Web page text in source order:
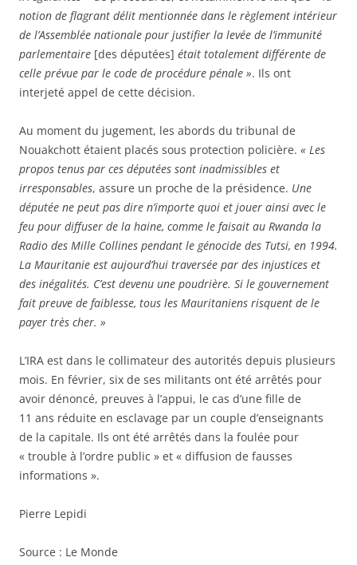
notion de flagrant délit mentionnée dans le règlement intérieur
de l’Assemblée nationale pour justifier la levée de l’immunité
parlementaire [des députées] était totalement différente de
celle prévue par le code de procédure pénale ». Ils ont
interjeté appel de cette décision.
Au moment du jugement, les abords du tribunal de
Nouakchott étaient placés sous protection policière. « Les
propos tenus par ces députées sont inadmissibles et
irresponsables, assure un proche de la présidence. Une
députée ne peut pas dire n’importe quoi et jouer ainsi avec le
feu pour diffuser de la haine, comme le faisait au Rwanda la
Radio des Mille Collines pendant le génocide des Tutsi, en 1994.
La Mauritanie est aujourd’hui traversée par des injustices et
des inégalités. C’est devenu une poudrière. Si le gouvernement
fait preuve de faiblesse, tous les Mauritaniens risquent de le
payer très cher. »
L’IRA est dans le collimateur des autorités depuis plusieurs
mois. En février, six de ses militants ont été arrêtés pour
avoir dénoncé, preuves à l’appui, le cas d’une fille de
11 ans réduite en esclavage par un couple d’enseignants
de la capitale. Ils ont été arrêtés dans la foulée pour
« trouble à l’ordre public » et « diffusion de fausses
informations ».
Pierre Lepidi
Source : Le Monde